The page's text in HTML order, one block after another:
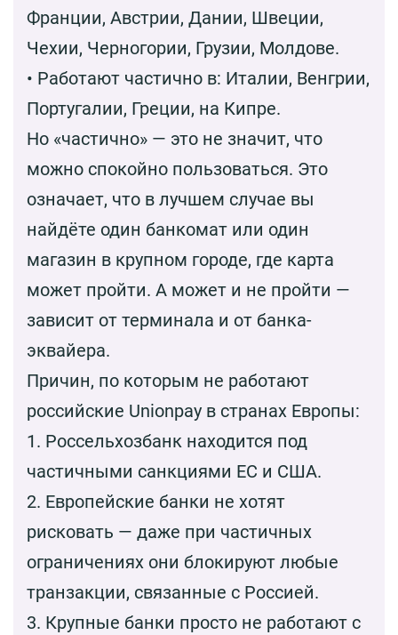
Франции, Австрии, Дании, Швеции,
Чехии, Черногории, Грузии, Молдове.
• Работают частично в: Италии, Венгрии,
Португалии, Греции, на Кипре.
Но «частично» — это не значит, что
можно спокойно пользоваться. Это
означает, что в лучшем случае вы
найдёте один банкомат или один
магазин в крупном городе, где карта
может пройти. А может и не пройти —
зависит от терминала и от банка-
эквайера.
Причин, по которым не работают
российские Unionpay в странах Европы:
1. Россельхозбанк находится под
частичными санкциями ЕС и США.
2. Европейские банки не хотят
рисковать — даже при частичных
ограничениях они блокируют любые
транзакции, связанные с Россией.
3. Крупные банки просто не работают с